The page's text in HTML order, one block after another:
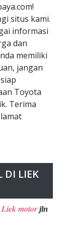
situs kami.
informasi
dan
memiliki
jangan
Toyota
Terima
DI LIEK
motor jln